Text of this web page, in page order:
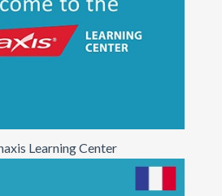
Learning Center